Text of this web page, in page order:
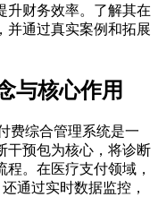
升财务效率。了解其在
并通过真实案例和拓展
与核心作用
费综合管理系统是一
干预包为核心，将诊断
。在医疗支付领域，
通过实时数据监控，